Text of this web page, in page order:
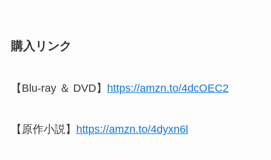
購入リンク
【Blu-ray ＆ DVD】 https://amzn.to/4dcOEC2
【原作小説】 https://amzn.to/4dyxn6l